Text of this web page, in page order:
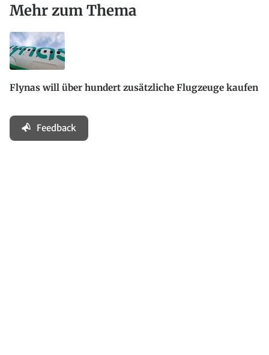
Mehr zum Thema
Flynas will über hundert zusätzliche Flugzeuge kaufen
Feedback